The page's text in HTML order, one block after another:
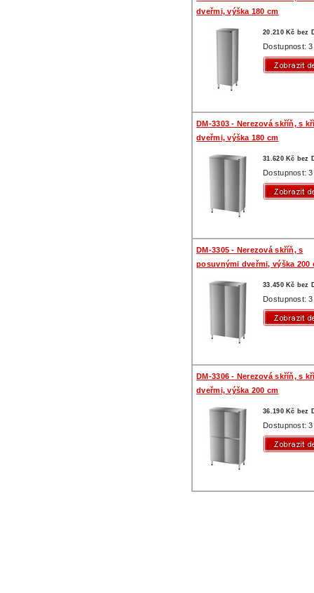
dveřmi, výška 180 cm
20.210 Kč bez
Dostupnost:
DM-3303 - Nerezová skříň, s
dveřmi, výška 180 cm
31.620 Kč bez
Dostupnost:
DM-3305 - Nerezová skříň, s
posuvnými dveřmi, výška 200
33.450 Kč bez
Dostupnost:
DM-3306 - Nerezová skříň, s
dveřmi, výška 200 cm
36.190 Kč bez
Dostupnost: